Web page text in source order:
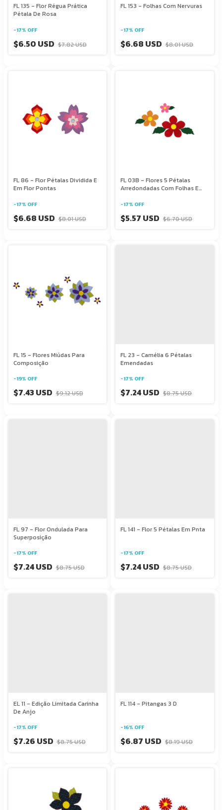
FL 135 - Flor Régua Prática
Pétala De Rosa
-17% OFF
$6.50 USD $7.82 USD
FL 153 - Folhas Com Nervuras
-17% OFF
$6.68 USD $8.01 USD
FL 86 - Flor Pétalas Dividida E
Em Flor Pontas
-17% OFF
$6.68 USD $8.01 USD
FL 03B - Flores 5 Pétalas
Arredondadas Com Folhas E
-17% OFF
$5.57 USD $6.70 USD
FL 15 - Flores Miúdas Para
Composição
-19% OFF
$7.43 USD $9.12 USD
FL 23 - Camélia 6 Pétalas
Emendadas
-17% OFF
$7.24 USD $8.75 USD
FL 97 - Flor Ondulada Para
Superposição
-17% OFF
$7.24 USD $8.75 USD
FL 141 - Flor 5 Pétalas Em Pnta
-17% OFF
$7.24 USD $8.75 USD
EL 11 - Edição Limitada Carinha
De Anjo
-17% OFF
$7.26 USD $8.75 USD
FL 114 - Pitangas 3 D
-16% OFF
$6.87 USD $8.19 USD